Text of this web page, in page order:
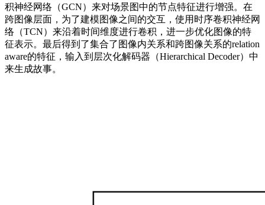
积神经网络（GCN）来对场景图中的节点特征进行增强。在
跨图像层面，为了建模图像之间的交互，使用时序卷积神经网
络（TCN）来沿着时间维度进行卷积，进一步优化图像的特
征表示。最后得到了集合了图像内关系和跨图像关系的relation
aware的特征，输入到层次化解码器（Hierarchical Decoder）中
来生成故事。